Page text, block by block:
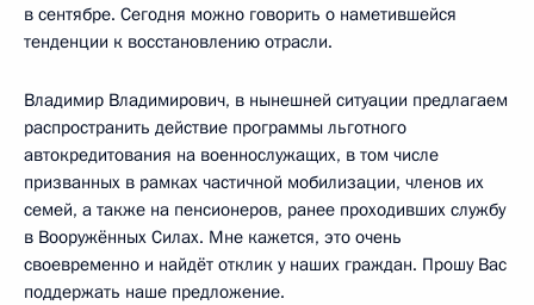
в сентябре. Сегодня можно говорить о наметившейся
тенденции к восстановлению отрасли.
Владимир Владимирович, в нынешней ситуации предлагаем
распространить действие программы льготного
автокредитования на военнослужащих, в том числе
призванных в рамках частичной мобилизации, членов их
семей, а также на пенсионеров, ранее проходивших службу
в Вооружённых Силах. Мне кажется, это очень
своевременно и найдёт отклик у наших граждан. Прошу Вас
поддержать наше предложение.